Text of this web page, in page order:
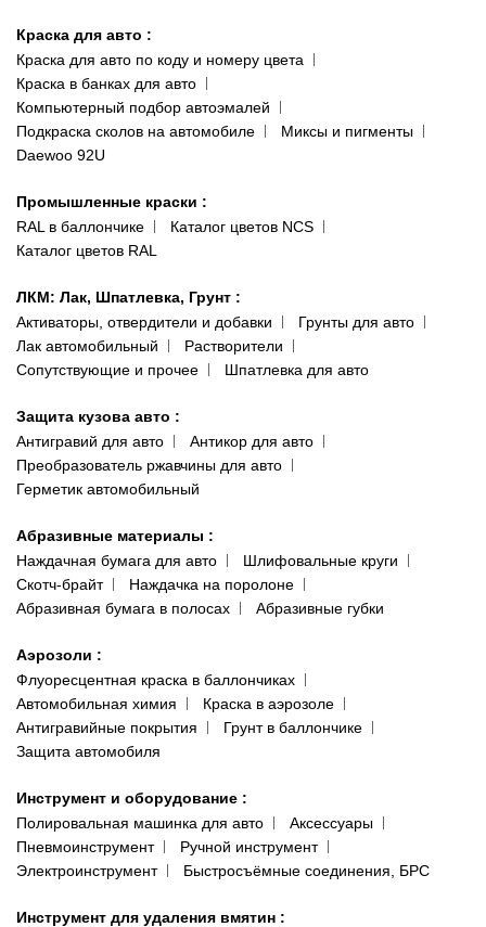
093 611-39-23
(ориентир: Интайм №40)
Одесса
пр-т Акад. Глушко, 29
066 554-97-70
Доставка и оплата
Сотрудничество
Наши публикации
Публичная оферта
Политика конфиденциальности
Краска для авто :
Краска для авто по коду и номеру цвета
Краска в банках для авто
Компьютерный подбор автоэмалей
Подкраска сколов на автомобиле
Миксы и пигменты
Daewoo 92U
Промышленные краски :
RAL в баллончике
Каталог цветов NCS
Каталог цветов RAL
ЛКМ: Лак, Шпатлевка, Грунт :
Активаторы, отвердители и добавки
Грунты для авто
Лак автомобильный
Растворители
Сопутствующие и прочее
Шпатлевка для авто
Защита кузова авто :
Антигравий для авто
Антикор для авто
Преобразователь ржавчины для авто
Герметик автомобильный
Абразивные материалы :
Наждачная бумага для авто
Шлифовальные круги
Скотч-брайт
Наждачка на поролоне
Абразивная бумага в полосах
Абразивные губки
Аэрозоли :
Флуоресцентная краска в баллончиках
Автомобильная химия
Краска в аэрозоле
Антигравийные покрытия
Грунт в баллончике
Защита автомобиля
Инструмент и оборудование :
Полировальная машинка для авто
Аксессуары
Пневмоинструмент
Ручной инструмент
Электроинструмент
Быстросъёмные соединения, БРС
Инструмент для удаления вмятин :